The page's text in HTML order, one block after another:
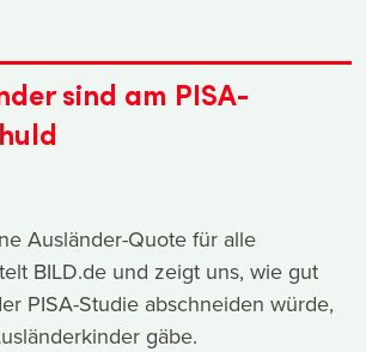
sind am PISA-
Ausländer-Quote für alle
BILD.de und zeigt uns, wie gut
PISA-Studie abschneiden würde,
gäbe.